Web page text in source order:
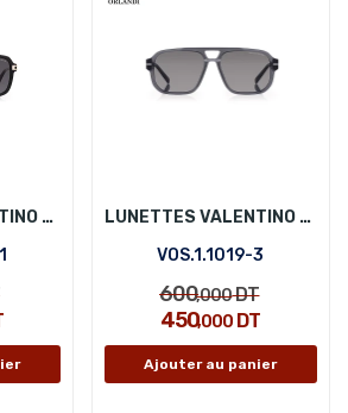
LUNETTES VALENTINO ORLANDI VOS.1.1020-1
LUNETTES VALENTINO ORLANDI VOS.1.1019-3
VOS.1.1019-3
600,000DT
450,000 DT
Ajouter au panier